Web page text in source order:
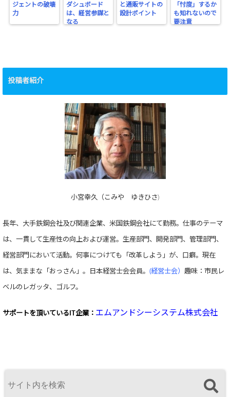
ジェントの破壊
力
ダシュボード
は、経営参謀と
なる
と通販サイトの
設計ポイント
「忖度」するか
も知れないので
要注意
投稿者紹介
小宮幸久（こみや ゆきひさ)
長年、大手鉄鋼会社及び関連企業、米国鉄鋼会社にて勤務。仕事のテーマ
は、一貫して生産性の向上および運営。生産部門、開発部門、管理部門、
経営部門において活動。何事につけても「改革しよう」が、口癖。現在
は、気ままな「おっさん」。日本経営士会会員。 (経営士会） 趣味：市民レ
ベルのレガッタ、ゴルフ。
サポートを頂いている IT企業： エムアンドシーシステム株式会社